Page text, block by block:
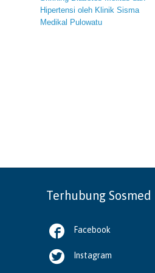
Hipertensi oleh Klinik Sisma
Medikal Pulowatu
Terhubung Sosmed
 Facebook
 Instagram